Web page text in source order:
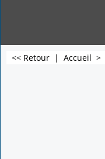
<< Retour | Accueil >